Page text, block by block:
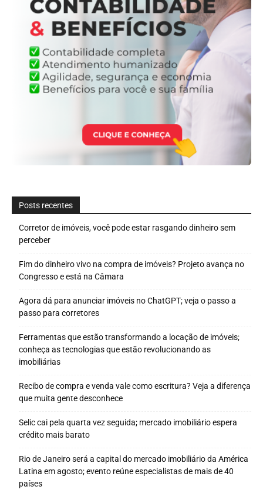
Posts recentes
Corretor de imóveis, você pode estar rasgando dinheiro sem
perceber
Fim do dinheiro vivo na compra de imóveis? Projeto avança no
Congresso e está na Câmara
Agora dá para anunciar imóveis no ChatGPT; veja o passo a
passo para corretores
Ferramentas que estão transformando a locação de imóveis;
conheça as tecnologias que estão revolucionando as
imobiliárias
Recibo de compra e venda vale como escritura? Veja a diferença
que muita gente desconhece
Selic cai pela quarta vez seguida; mercado imobiliário espera
crédito mais barato
Rio de Janeiro será a capital do mercado imobiliário da América
Latina em agosto; evento reúne especialistas de mais de 40
países